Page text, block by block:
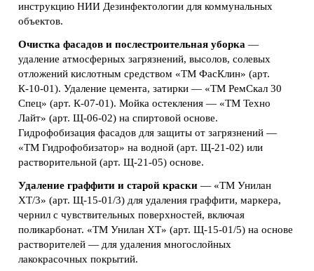
инструкцию НИИ Дезинфектологии для коммунальных
объектов.
Очистка фасадов и послестроительная уборка —
удаление атмосферных загрязнений, высолов, солевых
отложений кислотным средством «ТМ ФасКлин» (арт.
К-10-01). Удаление цемента, затирки — «ТМ РемСкал 30
Спец» (арт. К-07-01). Мойка остекления — «ТМ Техно
Лайт» (арт. Щ-06-02) на спиртовой основе.
Гидрофобизация фасадов для защиты от загрязнений —
«ТМ Гидрофобизатор» на водной (арт. Щ-21-02) или
растворительной (арт. Щ-21-05) основе.
Удаление граффити и старой краски — «ТМ Унилан
ХТ/3» (арт. Щ-15-01/3) для удаления граффити, маркера,
чернил с чувствительных поверхностей, включая
поликарбонат. «ТМ Унилан ХТ» (арт. Щ-15-01/5) на основе
растворителей — для удаления многослойных
лакокрасочных покрытий.